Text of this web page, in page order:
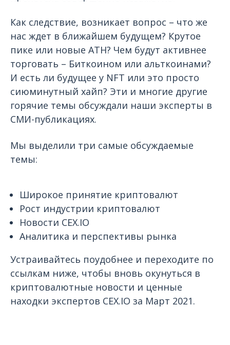
Как следствие, возникает вопрос – что же
нас ждет в ближайшем будущем? Крутое
пике или новые ATH? Чем будут активнее
торговать – Биткоином или альткоинами?
И есть ли будущее у NFT или это просто
сиюминутный хайп? Эти и многие другие
горячие темы обсуждали наши эксперты в
СМИ-публикациях.
Мы выделили три самые обсуждаемые
темы:
Широкое принятие криптовалют
Рост индустрии криптовалют
Новости CEX.IO
Аналитика и перспективы рынка
Устраивайтесь поудобнее и переходите по
ссылкам ниже, чтобы вновь окунуться в
криптовалютные новости и ценные
находки экспертов CEX.IO за Март 2021.